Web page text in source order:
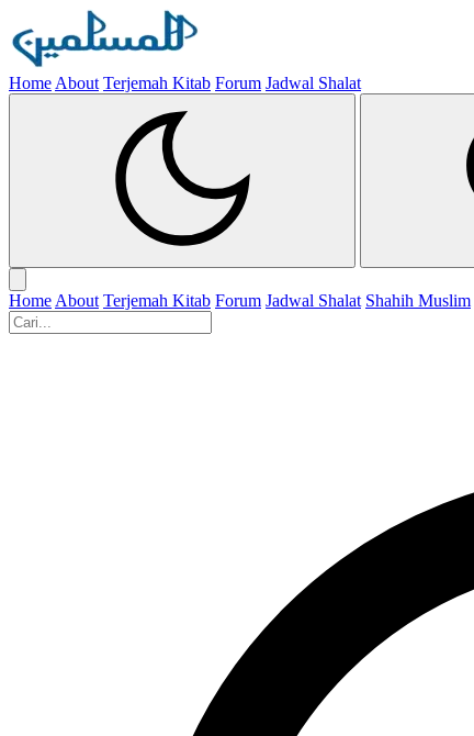
Home About Terjemah Kitab Forum Jadwal Shalat
Home About Terjemah Kitab Forum Jadwal Shalat Shahih Muslim